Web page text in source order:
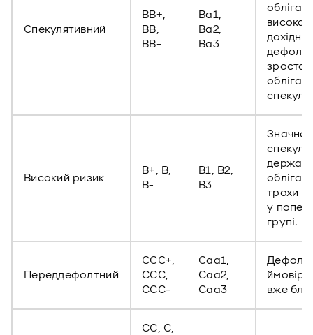
Спекулятивний
BB+,
BB,
BB-
Ba1,
Ba2,
Ba3
висока
Високий ризик
B+, B,
B-
B1, B2,
B3
Значно
трохи
у
групі.
Переддефолтний
CCC+,
CCC,
CCC-
Caa1,
Caa2,
Caa3
Дефолт
вже
CC, C,